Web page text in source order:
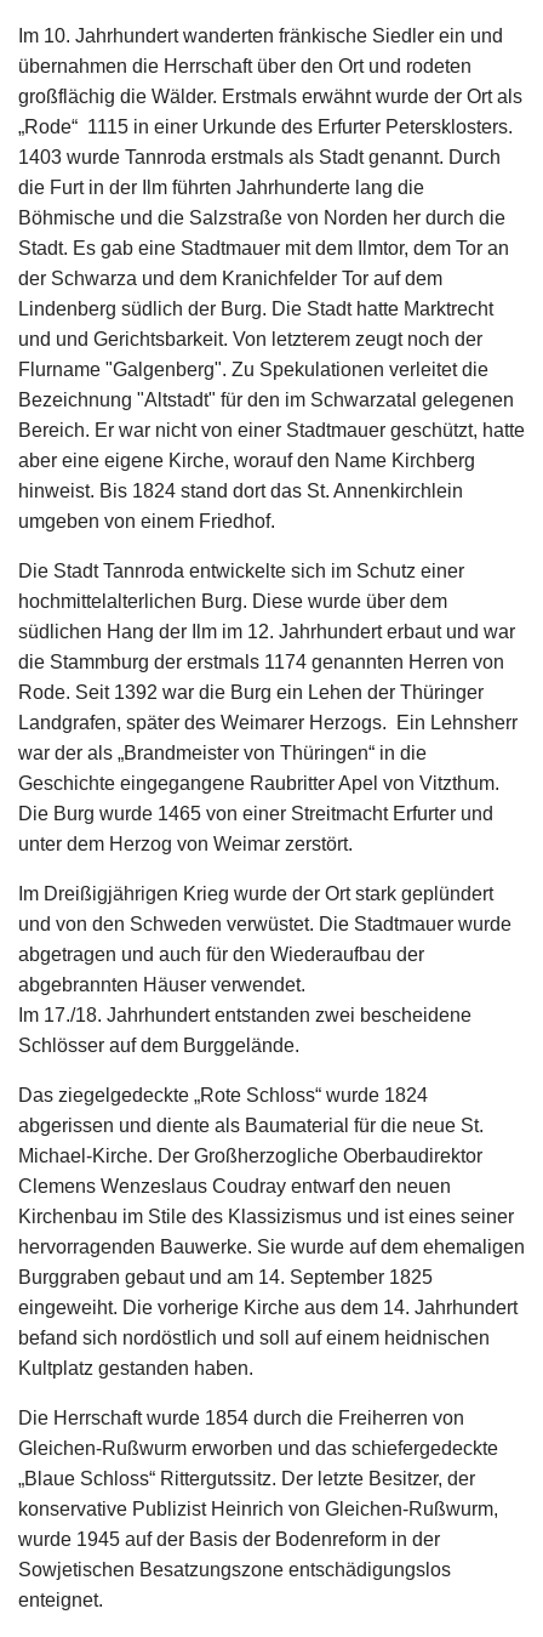
Im 10. Jahrhundert wanderten fränkische Siedler ein und
übernahmen die Herrschaft über den Ort und rodeten
großflächig die Wälder. Erstmals erwähnt wurde der Ort als
„Rode“ 1115 in einer Urkunde des Erfurter Petersklosters.
1403 wurde Tannroda erstmals als Stadt genannt. Durch
die Furt in der Ilm führten Jahrhunderte lang die
Böhmische und die Salzstraße von Norden her durch die
Stadt. Es gab eine Stadtmauer mit dem Ilmtor, dem Tor an
der Schwarza und dem Kranichfelder Tor auf dem
Lindenberg südlich der Burg. Die Stadt hatte Marktrecht
und und Gerichtsbarkeit. Von letzterem zeugt noch der
Flurname "Galgenberg". Zu Spekulationen verleitet die
Bezeichnung "Altstadt" für den im Schwarzatal gelegenen
Bereich. Er war nicht von einer Stadtmauer geschützt, hatte
aber eine eigene Kirche, worauf den Name Kirchberg
hinweist. Bis 1824 stand dort das St. Annenkirchlein
umgeben von einem Friedhof.
Die Stadt Tannroda entwickelte sich im Schutz einer
hochmittelalterlichen Burg. Diese wurde über dem
südlichen Hang der Ilm im 12. Jahrhundert erbaut und war
die Stammburg der erstmals 1174 genannten Herren von
Rode. Seit 1392 war die Burg ein Lehen der Thüringer
Landgrafen, später des Weimarer Herzogs.
Ein Lehnsherr
war der als „Brandmeister von Thüringen“ in die
Geschichte eingegangene Raubritter Apel von Vitzthum.
Die Burg wurde 1465 von einer Streitmacht Erfurter und
unter dem Herzog von Weimar zerstört.
Im Dreißigjährigen Krieg wurde der Ort stark geplündert
und von den Schweden verwüstet. Die Stadtmauer wurde
abgetragen und auch für den Wiederaufbau der
abgebrannten Häuser verwendet.
Im 17./18. Jahrhundert entstanden zwei bescheidene
Schlösser auf dem Burggelände.
Das ziegelgedeckte „Rote Schloss“ wurde 1824
abgerissen und diente als Baumaterial für die neue St.
Michael-Kirche. Der Großherzogliche Oberbaudirektor
Clemens Wenzeslaus Coudray entwarf den neuen
Kirchenbau im Stile des Klassizismus und ist eines seiner
hervorragenden Bauwerke. Sie wurde auf dem ehemaligen
Burggraben gebaut und am 14. September 1825
eingeweiht. Die vorherige Kirche aus dem 14. Jahrhundert
befand sich nordöstlich und soll auf einem heidnischen
Kultplatz gestanden haben.
Die Herrschaft wurde 1854 durch die Freiherren von
Gleichen-Rußwurm erworben und das schiefergedeckte
„Blaue Schloss“ Rittergutssitz. Der letzte Besitzer, der
konservative Publizist Heinrich von Gleichen-Rußwurm,
wurde 1945 auf der Basis der Bodenreform in der
Sowjetischen Besatzungszone entschädigungslos
enteignet.